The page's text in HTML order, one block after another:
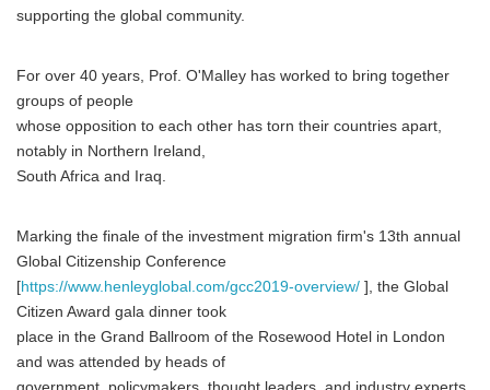
supporting the global community.
For over 40 years, Prof. O'Malley has worked to bring together
groups of people
whose opposition to each other has torn their countries apart,
notably in Northern Ireland,
South Africa and Iraq.
Marking the finale of the investment migration firm's 13th annual
Global Citizenship Conference
[https://www.henleyglobal.com/gcc2019-overview/ ], the Global
Citizen Award gala dinner took
place in the Grand Ballroom of the Rosewood Hotel in London
and was attended by heads of